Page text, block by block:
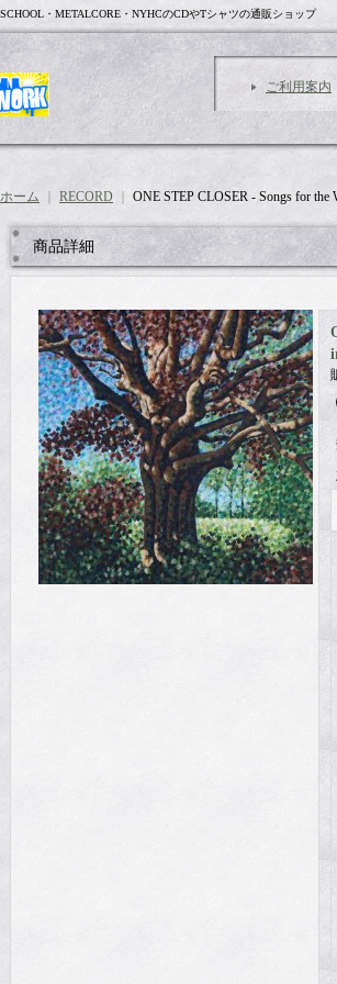
・METALCORE・NYHCのCDやTシャツの通販ショップ
ご利用案内
ホーム RECORD ONE STEP CLOSER - Songs for
商品詳細